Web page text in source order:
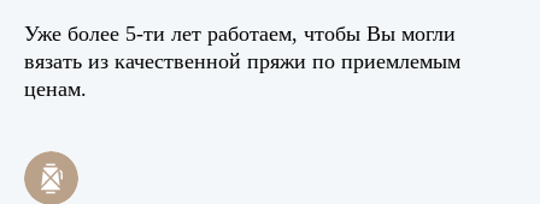
Уже более 5-ти лет работаем, чтобы Вы могли
вязать из качественной пряжи по приемлемым
ценам.